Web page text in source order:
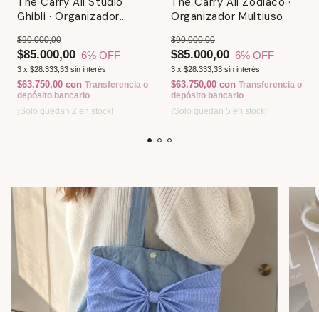
Ghibli · Organizador
$85.000,00
$90.000,00
6% OFF
3 x $28.333,33 sin interés
$63.750,00 con Transferencia o
depósito bancario
¡Solo quedan 2 en stock!
Organizador Multiuso
$85.000,00
$90.000,00
6% OFF
3 x $28.333,33 sin interés
$63.750,00 con Transferencia o
depósito bancario
¡Solo quedan 5 en stock!